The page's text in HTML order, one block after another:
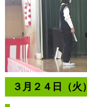
３月２４日（火）